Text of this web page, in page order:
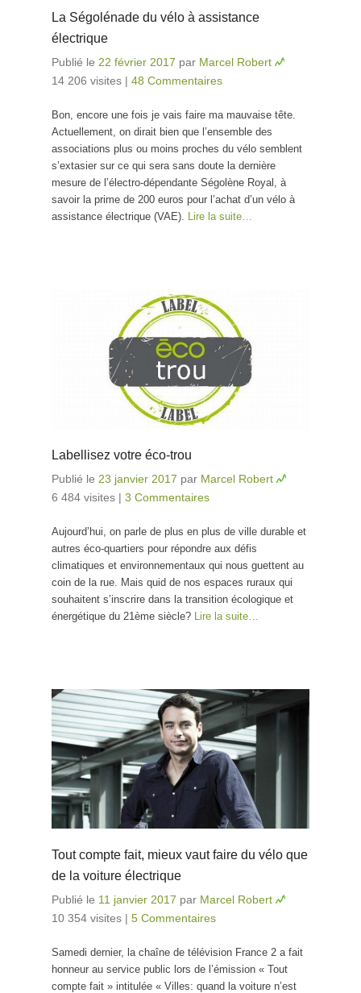
La Ségolénade du vélo à assistance
électrique
Publié le 22 février 2017 par Marcel Robert
14 206 visites | 48 Commentaires
Bon, encore une fois je vais faire ma mauvaise tête.
Actuellement, on dirait bien que l’ensemble des
associations plus ou moins proches du vélo semblent
s’extasier sur ce qui sera sans doute la dernière
mesure de l’électro-dépendante Ségolène Royal, à
savoir la prime de 200 euros pour l’achat d’un vélo à
assistance électrique (VAE). Lire la suite…
Labellisez votre éco-trou
Publié le 23 janvier 2017 par Marcel Robert
6 484 visites | 3 Commentaires
Aujourd’hui, on parle de plus en plus de ville durable et
autres éco-quartiers pour répondre aux défis
climatiques et environnementaux qui nous guettent au
coin de la rue. Mais quid de nos espaces ruraux qui
souhaitent s’inscrire dans la transition écologique et
énergétique du 21ème siècle? Lire la suite…
Tout compte fait, mieux vaut faire du vélo que
de la voiture électrique
Publié le 11 janvier 2017 par Marcel Robert
10 354 visites | 5 Commentaires
Samedi dernier, la chaîne de télévision France 2 a fait
honneur au service public lors de l’émission « Tout
compte fait » intitulée « Villes: quand la voiture n’est